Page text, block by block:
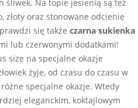
śliwek. Na topie jesienią są też
złoty oraz stonowane odcienie
się także czarna sukienka
lub czerwonymi dodatkami!
size na specjalne okazje
żyje, od czasu do czasu w
specjalne okazje. Wtedy
eleganckim, koktajlowym